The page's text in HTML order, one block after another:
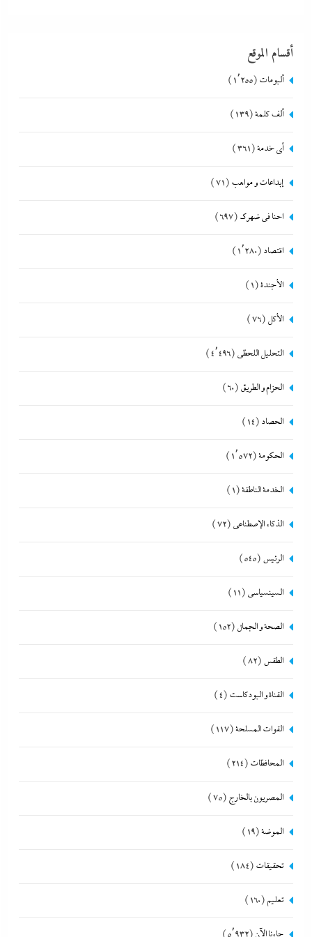
أقسام الموقع
ألبومات (1٬255)
ألف كلمة(139)
أي خدمة(361)
إبداعات و مواهب (71)
احنا في ضهرك (697)
اقتصاد (1٬280)
الأجندة(1)
الأكل (76)
التحليل اللحظي (4٬496)
الحزام و الطريق (60)
الحصاد (14)
الحكومة(1٬572)
الخدمة الناطقة(1)
الذكاء الإصطناعي (72)
الرئيس (545)
السينسياسي (11)
الصحة و الجمال (152)
الطقس (82)
القناة و البودكاست (4)
القوات المسلحة(117)
المحافظات (214)
المصريون بالخارج (75)
الموضة(19)
تحقيقات (184)
تعليم (160)